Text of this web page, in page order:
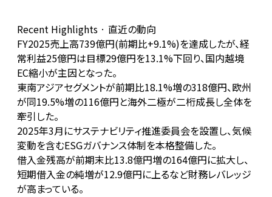
Recent Highlights · 直近の動向
FY2025売上高739億円(前期比+9.1%)を達成したが、経
常利益25億円は目標29億円を13.1%下回り、国内越境
EC縮小が主因となった。
東南アジアセグメントが前期比18.1%増の318億円、欧州
が同19.5%増の116億円と海外二極が二桁成長し全体を
牽引した。
2025年3月にサステナビリティ推進委員会を設置し、気候
変動を含むESGガバナンス体制を本格整備した。
借入金残高が前期末比13.8億円増の164億円に拡大し、
短期借入金の純増が12.9億円に上るなど財務レバレッジ
が高まっている。